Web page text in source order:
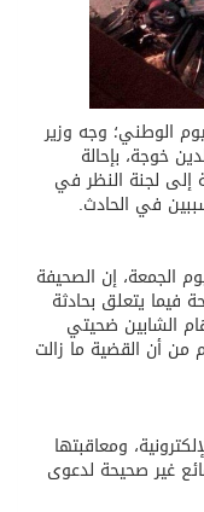
الوطني؛ وجه وزير
خوجة، بإحالة
إلى لجنة النظر في
في الحادث.
الجمعة، إن الصحيفة
فيما يتعلق بحادثة
الشابين ضحيتي
من أن القضية ما زالت
ومعاقبتها
غير صحيحة لدعوى